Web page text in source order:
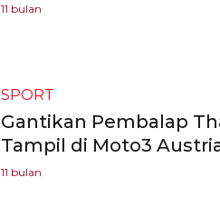
11 bulan
SPORT
Gantikan Pembalap
Tampil di Moto3
11 bulan